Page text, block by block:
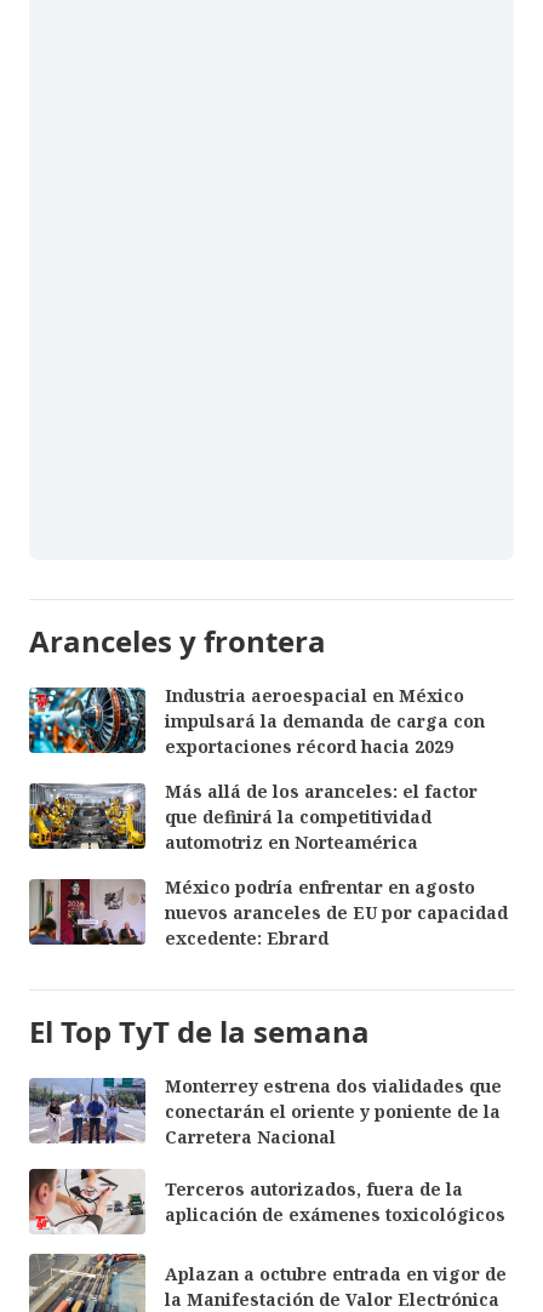
Aranceles y frontera
Industria aeroespacial en México
impulsará la demanda de carga con
exportaciones récord hacia 2029
Más allá de los aranceles: el factor
que definirá la competitividad
automotriz en Norteamérica
México podría enfrentar en agosto
nuevos aranceles de EU por capacidad
excedente: Ebrard
El Top TyT de la semana
Monterrey estrena dos vialidades que
conectarán el oriente y poniente de la
Carretera Nacional
Terceros autorizados, fuera de la
aplicación de exámenes toxicológicos
Aplazan a octubre entrada en vigor de
la Manifestación de Valor Electrónica